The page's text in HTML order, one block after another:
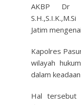
AKBP Dr
Jatim
Kapolres
wilayah
dalam
Hal tersebut